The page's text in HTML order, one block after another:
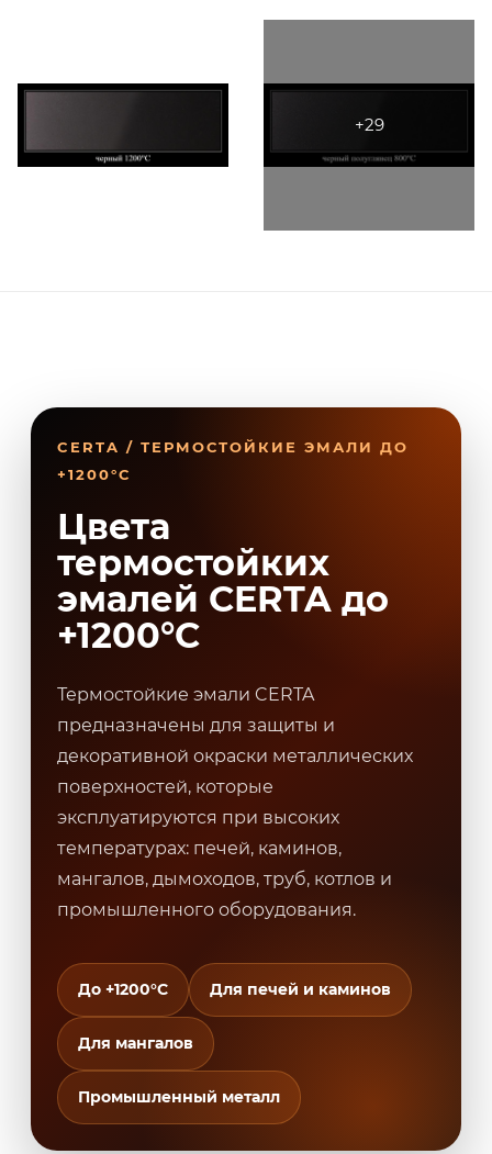
CERTA / ТЕРМОСТОЙКИЕ ЭМАЛИ ДО
+1200°C
Цвета
термостойких
эмалей CERTA до
+1200°C
Термостойкие эмали CERTA
предназначены для защиты и
декоративной окраски металлических
поверхностей, которые
эксплуатируются при высоких
температурах: печей, каминов,
мангалов, дымоходов, труб, котлов и
промышленного оборудования.
До +1200°C Для печей и каминов
Для мангалов
Промышленный металл